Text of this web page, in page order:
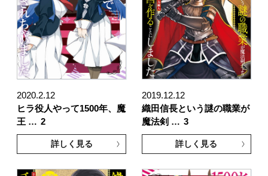
2020.2.12
ヒラ役人やって1500年、魔
王 … 2
詳しく見る
2019.12.12
織田信長という謎の職業が
魔法剣 … 3
詳しく見る